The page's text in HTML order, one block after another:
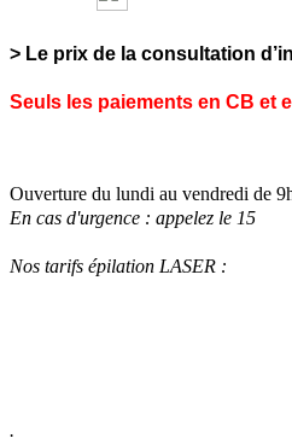
> Le prix de la consultation
Seuls les paiements en CB et
Ouverture du lundi au vendredi de
En cas d'urgence : appelez le 15
Nos tarifs épilation LASER :
.